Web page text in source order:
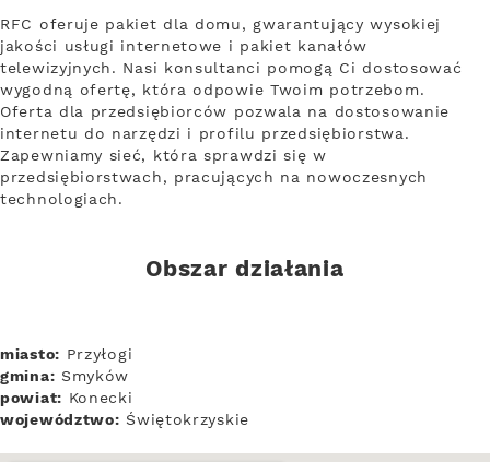
RFC oferuje pakiet dla domu, gwarantujący wysokiej
jakości usługi internetowe i pakiet kanałów
telewizyjnych. Nasi konsultanci pomogą Ci dostosować
wygodną ofertę, która odpowie Twoim potrzebom.
Oferta dla przedsiębiorców pozwala na dostosowanie
internetu do narzędzi i profilu przedsiębiorstwa.
Zapewniamy sieć, która sprawdzi się w
przedsiębiorstwach, pracujących na nowoczesnych
technologiach.
Obszar działania
miasto: Przyłogi
gmina: Smyków
powiat: Konecki
województwo: Świętokrzyskie